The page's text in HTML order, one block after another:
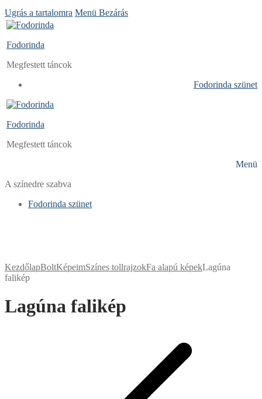
Ugrás a tartalomra Menü Bezárás
Fodorinda
Megfestett táncok
Fodorinda szünet
Fodorinda
Megfestett táncok
Menü
A színedre szabva
Fodorinda szünet
KezdőlapBoltKépeimSzínes tollrajzokFa alapú képekLagúna
falikép
Lagúna falikép